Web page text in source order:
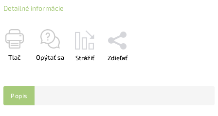
Detailné informácie
Tlač Opýtať sa Strážiť Zdieľať
Popis